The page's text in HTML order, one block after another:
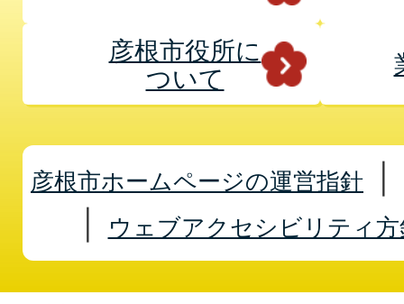
彦根市役所に
ついて
彦根市ホームページの運営指針
ウェブアクセシビリティ方